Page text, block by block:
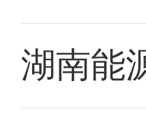
湖南能